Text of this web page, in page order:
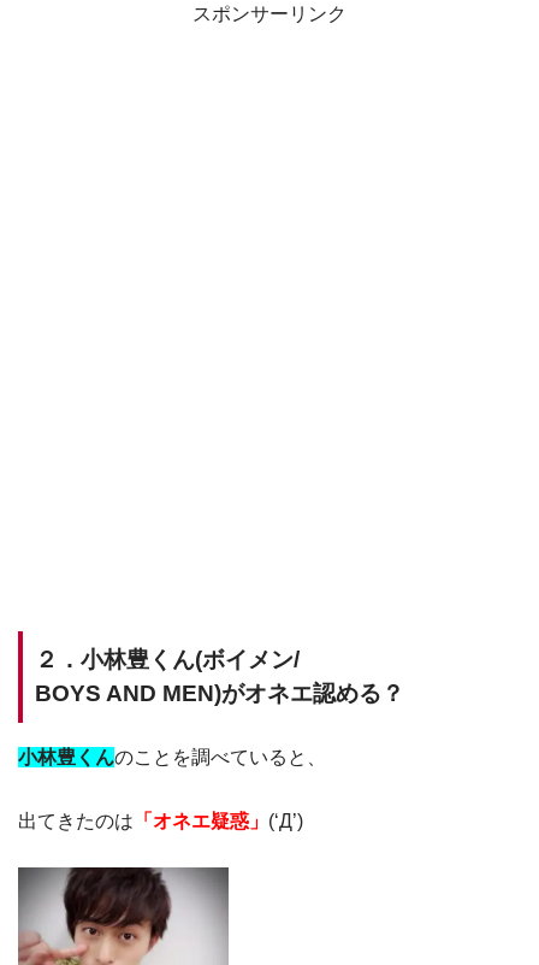
スポンサーリンク
２．小林豊くん(ボイメン/
BOYS AND MEN)がオネエ認める？
小林豊くんのことを調べていると、
出てきたのは 「オネエ疑惑」 (‘Д’)